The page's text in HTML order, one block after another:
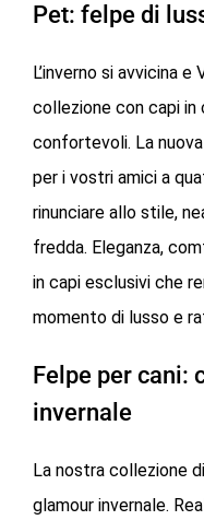
Pet: felpe di
L’inverno si avvicina
collezione con capi
confortevoli. La
per i vostri amici a
rinunciare allo stile,
fredda. Eleganza,
in capi esclusivi che
momento di lusso e
Felpe per cani:
invernale
La nostra collezione
glamour invernale.